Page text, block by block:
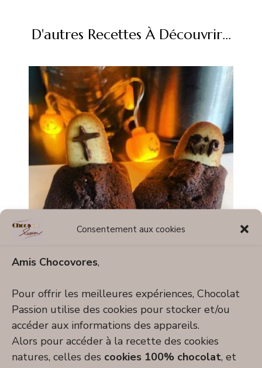
Consentement aux cookies
Amis Chocovores,
Pour offrir les meilleures expériences, Chocolat
Passion utilise des cookies pour stocker et/ou
accéder aux informations des appareils.
Alors pour accéder à la recette des cookies
natures, celles des cookies 100% chocolat, et
D'autres Recettes À Découvrir...
Brownie vegan aux 3 noix